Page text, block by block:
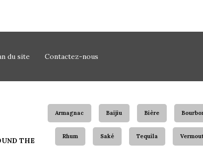
du site Contactez-nous
THE
Armagnac Baijiu Bière
Rhum Saké Tequila